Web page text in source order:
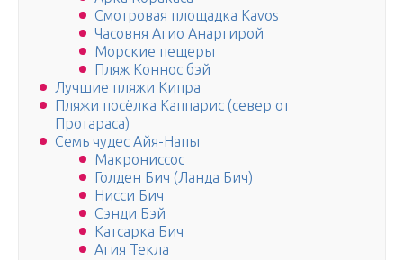
Смотровая площадка Kavos
Часовня Агио Анаргирой
Морские пещеры
Пляж Коннос бэй
Лучшие пляжи Кипра
Пляжи посёлка Каппарис (север от
Протараса)
Семь чудес Айя-Напы
Макрониссос
Голден Бич (Ланда Бич)
Нисси Бич
Сэнди Бэй
Катсарка Бич
Агия Текла